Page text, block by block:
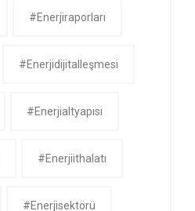
#enerjiraporları
#enerjidijitalleşmesi
#enerjialtyapısı
#enerjiithalatı
#enerjisektörü